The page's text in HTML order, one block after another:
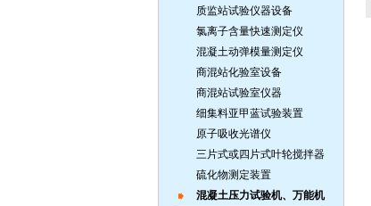
质监站试验仪器设备
氯离子含量快速测定仪
混凝土动弹模量测定仪
商混站化验室设备
商混站试验室仪器
细集料亚甲蓝试验装置
原子吸收光谱仪
三片式或四片式叶轮搅拌器
硫化物测定装置
混凝土压力试验机、万能机